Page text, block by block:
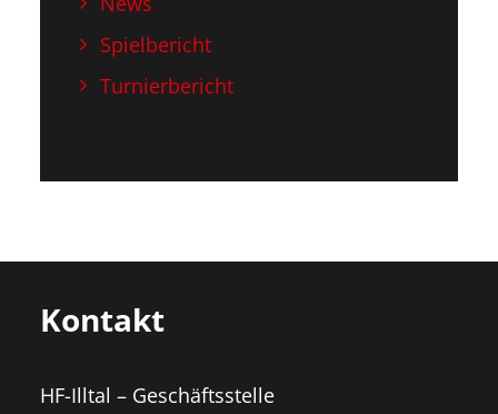
Spielbericht
Turnierbericht
Kontakt
HF-Illtal – Geschäftsstelle